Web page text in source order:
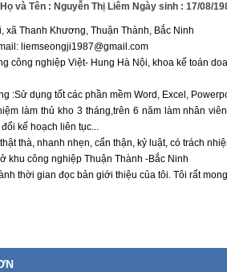
và Tên : Nguyễn Thị Liêm Ngày sinh : 17/08/
xã Thanh Khương, Thuận Thành, Bắc Ninh
liemseongji1987@gmail.com
công nghiệp Việt- Hung Hà Nội, khoa kế toán
:Sử dụng tốt các phần mềm Word, Excel,
làm thủ kho 3 tháng,trên 6 năm làm nhân
kế hoạch liên tục...
thà, nhanh nhẹn, cẩn thận, kỷ luật, có trách
khu công nghiệp Thuận Thành -Bắc Ninh
thời gian đọc bản giới thiệu của tôi. Tôi rất